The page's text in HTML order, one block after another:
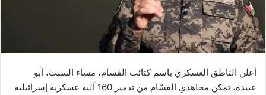
أعلن الناطق العسكري باسم كتائب القسام، مساء السبت، أبو
عبيدة، تمكن مجاهدي القسّام من تدمير 160 آلية عسكرية إسرائيلية